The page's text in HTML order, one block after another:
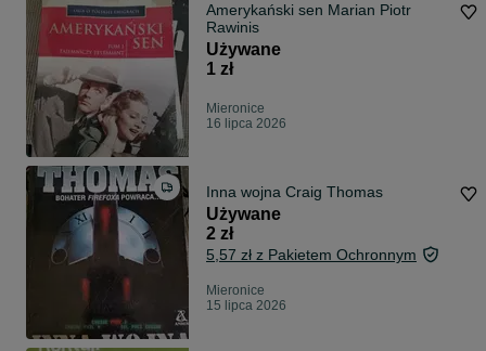
Amerykański sen Marian Piotr
Rawinis
Używane
1 zł
Mieronice
16 lipca 2026
Inna wojna Craig Thomas
Używane
2 zł
5,57 zł z Pakietem Ochronnym
Mieronice
15 lipca 2026